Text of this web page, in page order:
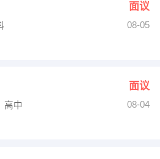
面议
08-05
面议
高中
08-04